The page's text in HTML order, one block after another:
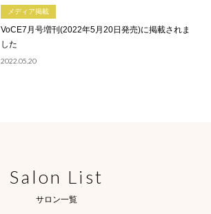
メディア掲載
VoCE7月号増刊(2022年5月20日発売)に掲載されま
した
2022.05.20
Salon List
サロン一覧